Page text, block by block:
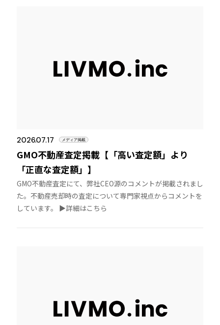
2026.07.17 メディア掲載
GMO不動産査定掲載【「高い査定額」より
「正直な査定額」】
GMO不動産査定にて、弊社CEO源のコメントが掲載されまし
た。不動産売却時の査定について専門家視点からコメントを
しています。 ▶︎詳細はこちら